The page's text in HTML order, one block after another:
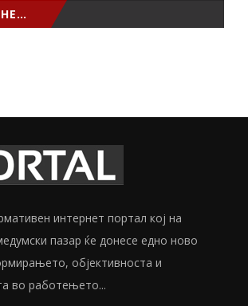
интернет портал кој на
пазар ќе донесе едно ново
објективноста и
во работењето...